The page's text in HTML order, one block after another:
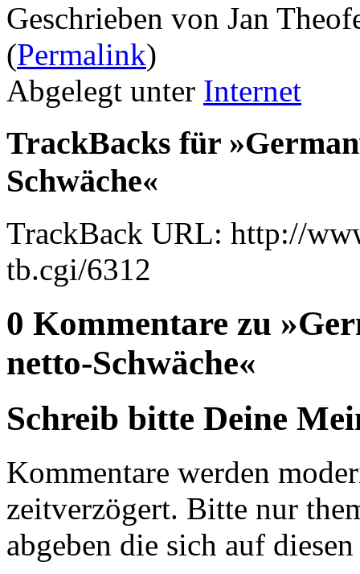
Geschrieben von Jan
(Permalink)
Abgelegt unter Internet
TrackBacks für
Schwäche«
TrackBack URL: http://
tb.cgi/6312
0 Kommentare zu
netto-Schwäche«
Schreib bitte Deine
Kommentare werden
zeitverzögert. Bitte nur
abgeben die sich auf